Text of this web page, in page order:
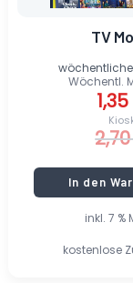
inkl. 7 %
kostenlose
TV
Wöchentl.
1,35
In den